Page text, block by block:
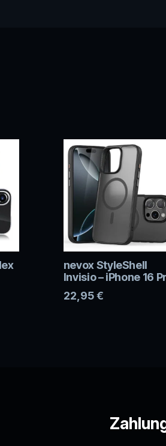
nevox StyleShell
Invisio – iPhone 16
22,95€